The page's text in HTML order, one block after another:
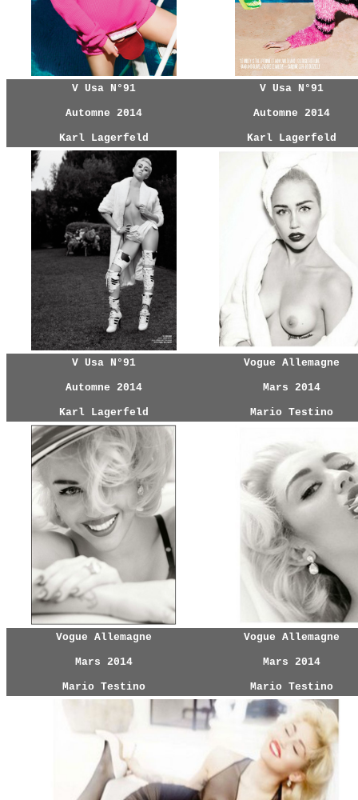
V Usa N°91
Automne 2014
Karl Lagerfeld
V Usa N°91
Automne 2014
Karl Lagerfeld
V Usa N°91
Automne 2014
Karl Lagerfeld
Vogue Allemagne
Mars 2014
Mario Testino
Vogue Allemagne
Mars 2014
Mario Testino
Vogue Allemagne
Mars 2014
Mario Testino